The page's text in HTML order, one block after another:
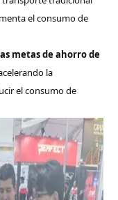
el consumo de
metas de ahorro de
la
el consumo de